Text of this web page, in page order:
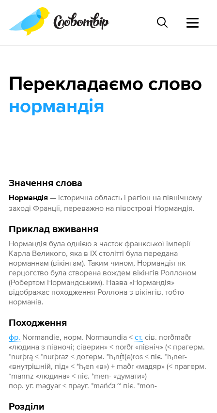
Значення слова
Нормандія— історична область і регіон на північному
заході Франції, переважно на півострові Нормандія.
Приклад вживання
Нормандія була однією з часток франкської імперії
Карла Великого, яка в IX столітті була передана
норманнам (вікінгам). Таким чином, Нормандія як
герцогство була створена вождем вікінгів Роллоном
(Робертом Нормандським). Назва «Нормандія»
відображає походження Роллона з вікінгів, тобто
норманів.
Походження
фр. Normandie, норм. Normaundia < ст. сів. norðmaðr
«людина з півночі; сіверин» < norðr «північ» (< прагерм.
*nurþrą < *nurþraz < догерм. *h₁nŕ̥t(e)ros < піє. *h₁ner-
«внутрішній, під» < *h₁en «в») +‎ maðr «мадяр» (< прагерм.
*mannz «людина» < піє. *men- «думати»)
пор. уг. magyar < прауг. *mańćɜ ~ піє. *mon-
Розділи
Перекладаємо слово
нормандія